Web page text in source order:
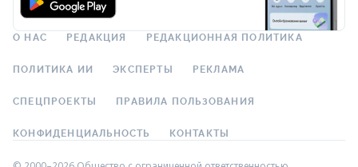
О НАС РЕДАКЦИЯ РЕДАКЦИОННАЯ ПОЛИТИКА
ПОЛИТИКА ИИ ЭКСПЕРТЫ РЕКЛАМА
СПЕЦПРОЕКТЫ ПРАВИЛА ПОЛЬЗОВАНИЯ
КОНФИДЕНЦИАЛЬНОСТЬ КОНТАКТЫ